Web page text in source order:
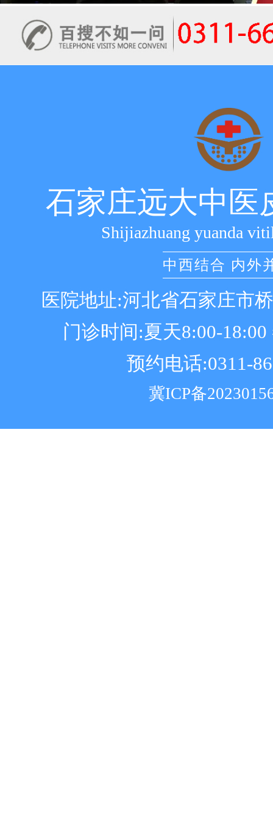
石家庄远大中医
Shijiazhuang yuanda
中西结合 内外
医院地址:河北省石家庄市
门诊时间:夏天8:00-18:00
预约电话:0311-
冀ICP备